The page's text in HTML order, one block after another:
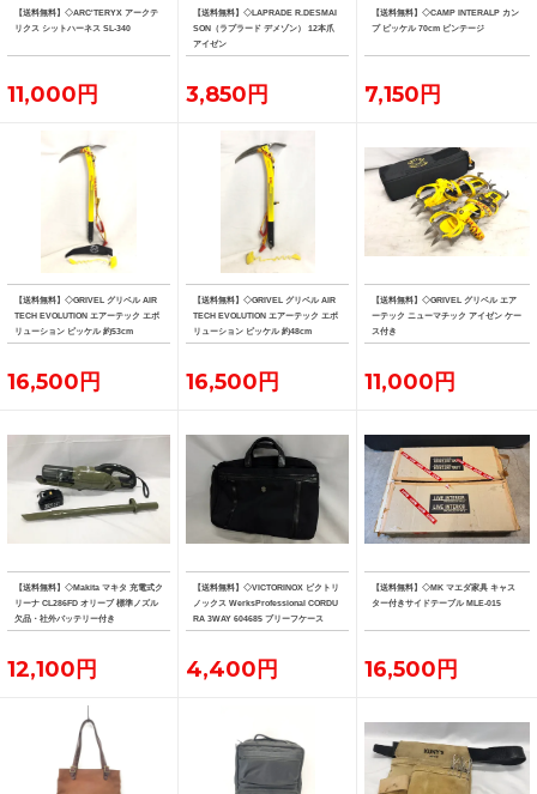
【送料無料】◇ARC'TERYX アークテ
リクス シットハーネス SL-340
11,000円
【送料無料】◇LAPRADE R.DESMAI
SON（ラプラード デメゾン） 12本爪
アイゼン
3,850円
【送料無料】◇CAMP INTERALP カン
プ ピッケル 70cm ビンテージ
7,150円
【送料無料】◇GRIVEL グリベル AIR
TECH EVOLUTION エアーテック エボ
リューション ピッケル 約53cm
16,500円
【送料無料】◇GRIVEL グリベル AIR
TECH EVOLUTION エアーテック エボ
リューション ピッケル 約48cm
16,500円
【送料無料】◇GRIVEL グリベル エア
ーテック ニューマチック アイゼン ケー
ス付き
11,000円
【送料無料】◇Makita マキタ 充電式ク
リーナ CL286FD オリーブ 標準ノズル
欠品・社外バッテリー付き
12,100円
【送料無料】◇VICTORINOX ビクトリ
ノックス WerksProfessional CORDU
RA 3WAY 604685 ブリーフケース
4,400円
【送料無料】◇MK マエダ家具 キャス
ター付きサイドテーブル MLE-015
16,500円